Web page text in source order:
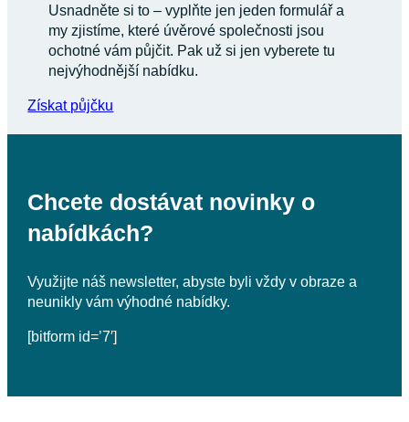
Usnadněte si to – vyplňte jen jeden formulář a
my zjistíme, které úvěrové společnosti jsou
ochotné vám půjčit. Pak už si jen vyberete tu
nejvýhodnější nabídku.
Získat půjčku
Chcete dostávat novinky o
nabídkách?
Využijte náš newsletter, abyste byli vždy v obraze a
neunikly vám výhodné nabídky.
[bitform id=’7′]